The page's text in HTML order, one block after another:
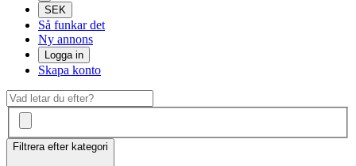
SEK
Så funkar det
Ny annons
Logga in
Skapa konto
Filtrera efter kategori